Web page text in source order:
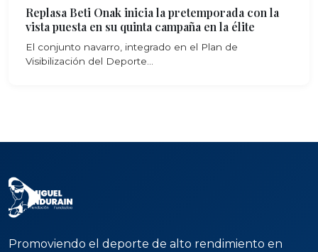
Replasa Beti Onak inicia la pretemporada con la
vista puesta en su quinta campaña en la élite
El conjunto navarro, integrado en el Plan de
Visibilización del Deporte...
Promoviendo el deporte de alto rendimiento en